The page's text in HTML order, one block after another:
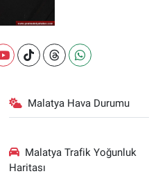
Malatya Hava Durumu
Malatya Trafik Yoğunluk
Haritası